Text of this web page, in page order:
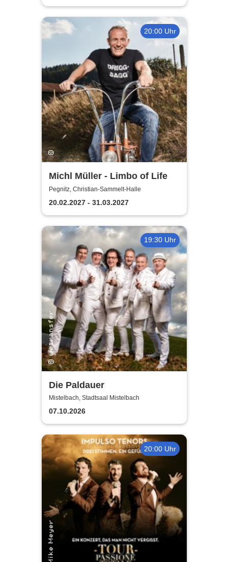
20:00 Uhr
Michl Müller - Limbo of Life
Pegnitz, Christian-Sammelt-Halle
20.02.2027 - 31.03.2027
19:30 Uhr
Die Paldauer
Mistelbach, Stadtsaal Mistelbach
07.10.2026
20:00 Uhr